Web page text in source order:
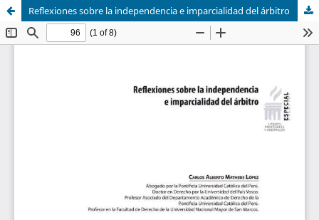
Reflexiones sobre la independencia e imparcialidad del árbitro